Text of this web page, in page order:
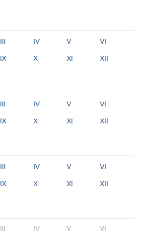
III IV V VI
IX X XI XII
III IV V VI
IX X XI XII
III IV V VI
IX X XI XII
III IV V VI